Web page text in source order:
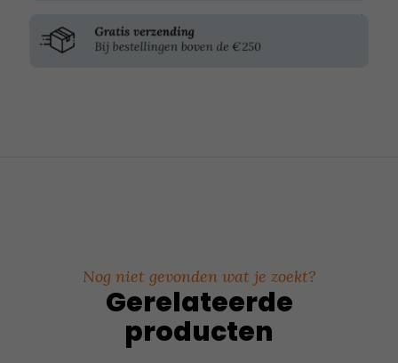
Nog niet gevonden wat je zoekt?
Gerelateerde
producten